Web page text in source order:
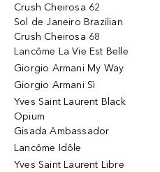
Crush Cheirosa 62
Sol de Janeiro Brazilian
Crush Cheirosa 68
Lancôme La Vie Est Belle
Giorgio Armani My Way
Giorgio Armani Sì
Yves Saint Laurent Black
Opium
Gisada Ambassador
Lancôme Idôle
Yves Saint Laurent Libre